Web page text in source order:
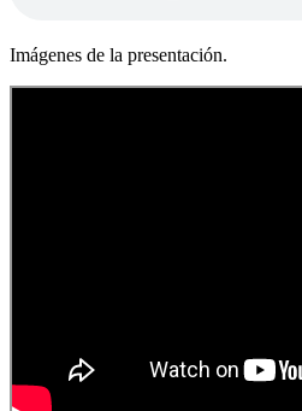
Imágenes de la presentación.